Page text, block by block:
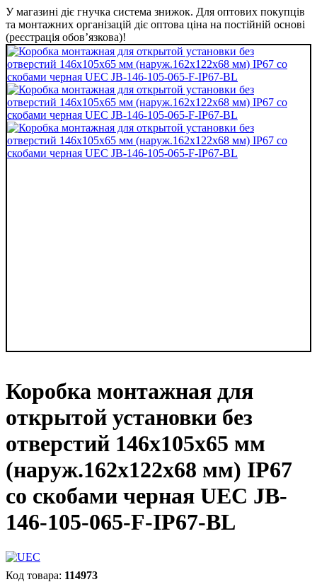
У магазині діє гнучка система знижок. Для оптових покупців
та монтажних організацій діє оптова ціна на постійній основі
(реєстрація обов’язкова)!
Коробка монтажная для
открытой установки без
отверстий 146х105х65 мм
(наруж.162х122х68 мм) IP67
со скобами черная UEC JB-
146-105-065-F-IP67-BL
114973